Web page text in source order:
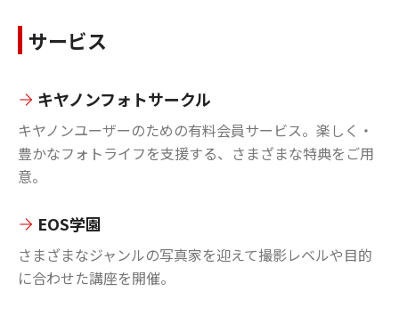
サービス
キヤノンフォトサークル
キヤノンユーザーのための有料会員サービス。楽しく・
豊かなフォトライフを支援する、さまざまな特典をご用
意。
EOS学園
さまざまなジャンルの写真家を迎えて撮影レベルや目的
に合わせた講座を開催。